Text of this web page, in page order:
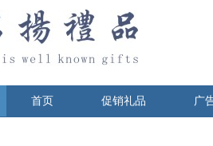
首页 促销礼品 广